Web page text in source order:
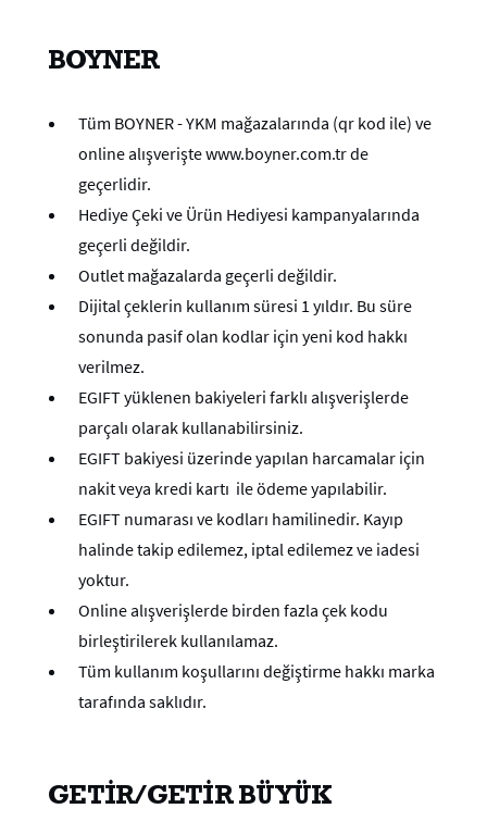
BOYNER
Tüm BOYNER - YKM mağazalarında (qr kod ile) ve
online alışverişte www.boyner.com.tr de
geçerlidir.
Hediye Çeki ve Ürün Hediyesi kampanyalarında
geçerli değildir.
Outlet mağazalarda geçerli değildir.
Dijital çeklerin kullanım süresi 1 yıldır. Bu süre
sonunda pasif olan kodlar için yeni kod hakkı
verilmez.
EGIFT yüklenen bakiyeleri farklı alışverişlerde
parçalı olarak kullanabilirsiniz.
EGIFT bakiyesi üzerinde yapılan harcamalar için
nakit veya kredi kartı ile ödeme yapılabilir.
EGIFT numarası ve kodları hamilinedir. Kayıp
halinde takip edilemez, iptal edilemez ve iadesi
yoktur.
Online alışverişlerde birden fazla çek kodu
birleştirilerek kullanılamaz.
Tüm kullanım koşullarını değiştirme hakkı marka
tarafında saklıdır.
GETİR/GETİR BÜYÜK